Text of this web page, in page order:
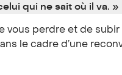
qui ne sait où il va. »
vous perdre et de
le cadre d’une